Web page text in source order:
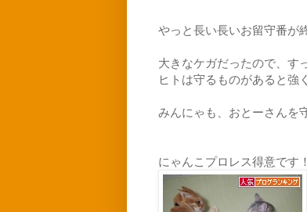
やっと長い長いお留守番が
大きなケガだったので、す
ヒトは守るものがあると強
みんにゃも、おとーさんを
にゃんこプロレス得意です！